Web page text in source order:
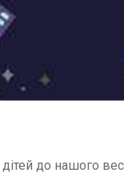
до нашого